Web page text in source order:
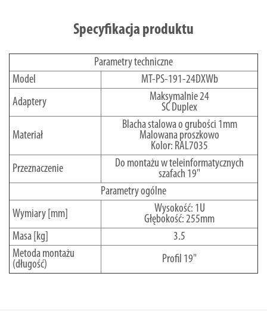
Specyfikacja produktu
Parametry techniczne
Model
MT-PS-191-24DXWb
Adaptery
Maksymalnie 24
SC Duplex
Materiał
Blacha stalowa o grubości 1mm
Malowana proszkowo
Kolor: RAL7035
Przeznaczenie
Do montażu w teleinformatycznych
szafach 19"
Parametry ogólne
Wymiary [mm]
Wysokość: 1U
Głębokość: 255mm
Masa [kg]
3.5
Metoda montażu
(długość)
Profil 19"